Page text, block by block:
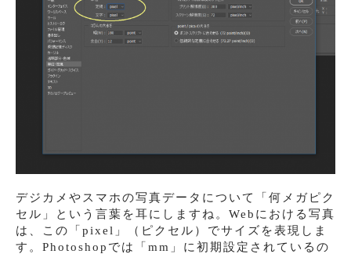
デジカメやスマホの写真データについて「何メガピク
セル」という言葉を耳にしますね。Webにおける写真
は、この「pixel」（ピクセル）でサイズを表現しま
す。Photoshopでは「mm」に初期設定されているの